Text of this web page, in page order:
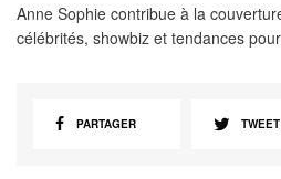
Anne Sophie contribue à la
célébrités, showbiz et tendances
PARTAGER TWEET